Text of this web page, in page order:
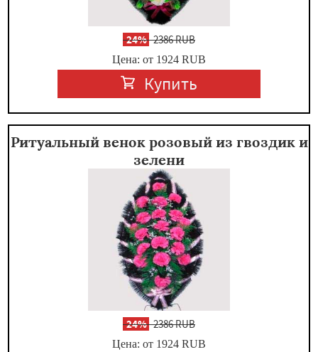
-24%2386 RUB
Цена: от 1924 RUB
Купить
Ритуальный венок розовый из гвоздик и
зелени
-24%2386 RUB
Цена: от 1924 RUB